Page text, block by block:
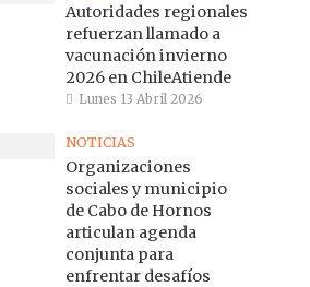
Autoridades regionales
refuerzan llamado a
vacunación invierno
2026 en ChileAtiende
Lunes 13 Abril 2026
NOTICIAS
Organizaciones
sociales y municipio
de Cabo de Hornos
articulan agenda
conjunta para
enfrentar desafíos